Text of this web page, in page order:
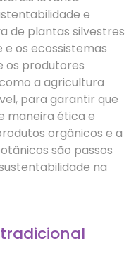
e
de plantas silvestres
os ecossistemas
os produtores
a agricultura
para garantir que
maneira ética e
orgânicos e a
são passos
na